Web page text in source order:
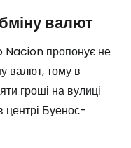
валют
Nacion пропонує не
валют, тому в
гроші на вулиці
центрі Буенос-